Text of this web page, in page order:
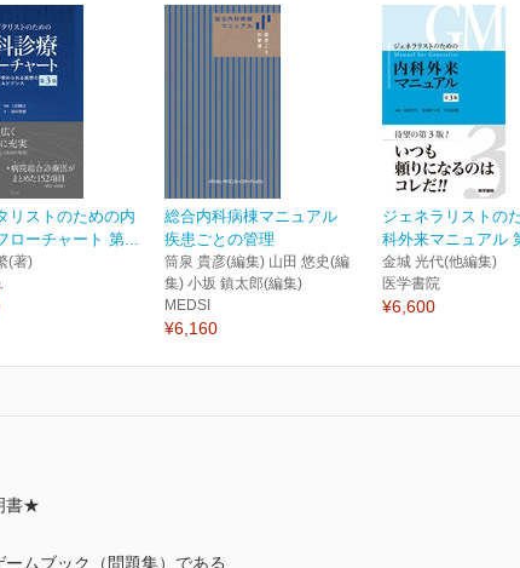
リストのための内
ローチャート 第...
(著)
総合内科病棟マニュアル
疾患ごとの管理
筒泉 貴彦(編集) 山田 悠史(編
集) 小坂 鎮太郎(編集)
MEDSI
¥6,160
ジェネラリストの
科外来マニュアル
金城 光代(他編集)
医学書院
¥6,600
書★
ームブック（問題集）である